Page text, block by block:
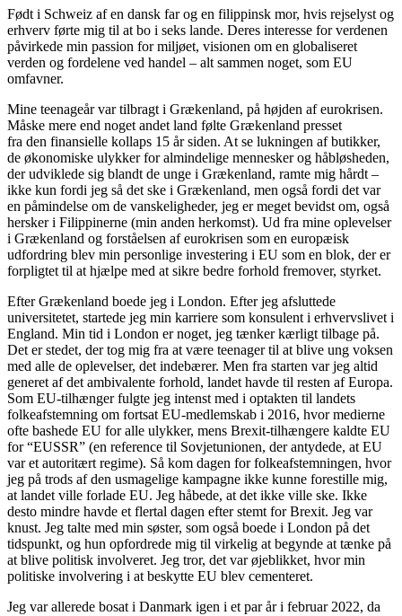
Født i Schweiz af en dansk far og en filippinsk mor, hvis rejselyst og
erhverv førte mig til at bo i seks lande. Deres interesse for verdenen
påvirkede min passion for miljøet, visionen om en globaliseret
verden og fordelene ved handel – alt sammen noget, som EU
omfavner.
Mine teenageår var tilbragt i Grækenland, på højden af eurokrisen.
Måske mere end noget andet land følte Grækenland presset
fra den finansielle kollaps 15 år siden. At se lukningen af butikker,
de økonomiske ulykker for almindelige mennesker og håbløsheden,
der udviklede sig blandt de unge i Grækenland, ramte mig hårdt –
ikke kun fordi jeg så det ske i Grækenland, men også fordi det var
en påmindelse om de vanskeligheder, jeg er meget bevidst om, også
hersker i Filippinerne (min anden herkomst). Ud fra mine oplevelser
i Grækenland og forståelsen af eurokrisen som en europæisk
udfordring blev min personlige investering i EU som en blok, der er
forpligtet til at hjælpe med at sikre bedre forhold fremover, styrket.
Efter Grækenland boede jeg i London. Efter jeg afsluttede
universitetet, startede jeg min karriere som konsulent i erhvervslivet i
England. Min tid i London er noget, jeg tænker kærligt tilbage på.
Det er stedet, der tog mig fra at være teenager til at blive ung voksen
med alle de oplevelser, det indebærer. Men fra starten var jeg altid
generet af det ambivalente forhold, landet havde til resten af Europa.
Som EU-tilhænger fulgte jeg intenst med i optakten til landets
folkeafstemning om fortsat EU-medlemskab i 2016, hvor medierne
ofte bashede EU for alle ulykker, mens Brexit-tilhængere kaldte EU
for “EUSSR” (en reference til Sovjetunionen, der antydede, at EU
var et autoritært regime). Så kom dagen for folkeafstemningen, hvor
jeg på trods af den usmagelige kampagne ikke kunne forestille mig,
at landet ville forlade EU. Jeg håbede, at det ikke ville ske. Ikke
desto mindre havde et flertal dagen efter stemt for Brexit. Jeg var
knust. Jeg talte med min søster, som også boede i London på det
tidspunkt, og hun opfordrede mig til virkelig at begynde at tænke på
at blive politisk involveret. Jeg tror, det var øjeblikket, hvor min
politiske involvering i at beskytte EU blev cementeret.
Jeg var allerede bosat i Danmark igen i et par år i februar 2022, da